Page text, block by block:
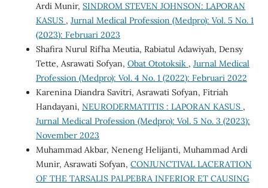
Ardi Munir, SINDROM STEVEN JOHNSON: LAPORAN
KASUS , Jurnal Medical Profession (Medpro): Vol. 5 No. 1
(2023): Februari 2023
Shafira Nurul Rifha Meutia, Rabiatul Adawiyah, Densy
Tette, Asrawati Sofyan, Obat Ototoksik , Jurnal Medical
Profession (Medpro): Vol. 4 No. 1 (2022): Februari 2022
Karenina Diandra Savitri, Asrawati Sofyan, Fitriah
Handayani, NEURODERMATITIS : LAPORAN KASUS ,
Jurnal Medical Profession (Medpro): Vol. 5 No. 3 (2023):
November 2023
Muhammad Akbar, Neneng Helijanti, Muhammad Ardi
Munir, Asrawati Sofyan, CONJUNCTIVAL LACERATION
OF THE TARSALIS PALPEBRA INFERIOR ET CAUSING